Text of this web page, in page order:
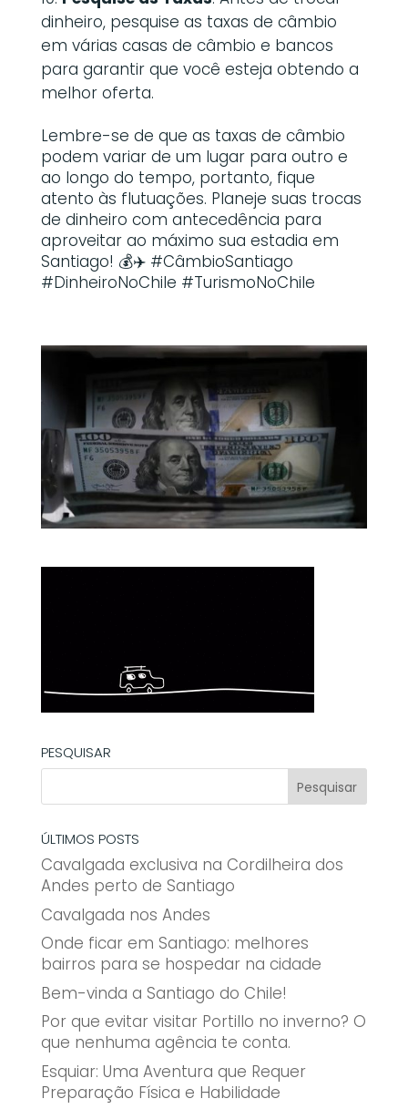
dinheiro, pesquise as taxas de câmbio
em várias casas de câmbio e bancos
para garantir que você esteja obtendo a
melhor oferta.
Lembre-se de que as taxas de câmbio
podem variar de um lugar para outro e
ao longo do tempo, portanto, fique
atento às flutuações. Planeje suas trocas
de dinheiro com antecedência para
aproveitar ao máximo sua estadia em
Santiago! 💰✈️ #CâmbioSantiago
#DinheiroNoChile #TurismoNoChile
PESQUISAR
ÚLTIMOS POSTS
Cavalgada exclusiva na Cordilheira dos
Andes perto de Santiago
Cavalgada nos Andes
Onde ficar em Santiago: melhores
bairros para se hospedar na cidade
Bem-vinda a Santiago do Chile!
Por que evitar visitar Portillo no inverno? O
que nenhuma agência te conta.
Esquiar: Uma Aventura que Requer
Preparação Física e Habilidade